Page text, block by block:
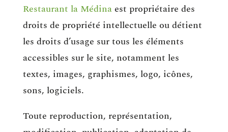
Restaurant la Médinaest propriétaire des
droits de propriété intellectuelle ou détient
les droits d’usage sur tous les éléments
accessibles sur le site, notamment les
textes, images, graphismes, logo, icônes,
sons, logiciels.
Toute reproduction, représentation,